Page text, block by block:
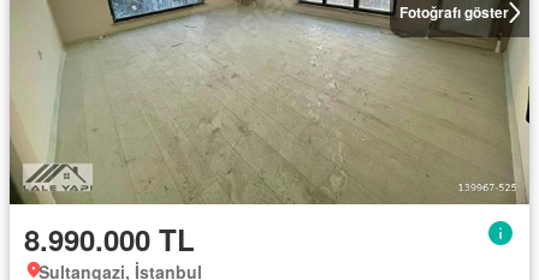
Fotoğrafı göster
8.990.000 TL
Sultangazi, İstanbul